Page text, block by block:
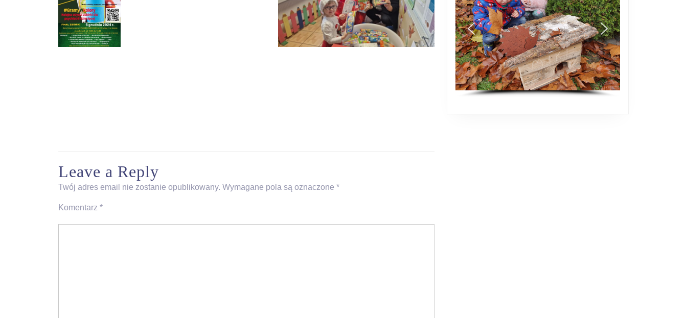
Leave a Reply
Twój adres email nie zostanie opublikowany. Wymagane pola są oznaczone *
Komentarz *